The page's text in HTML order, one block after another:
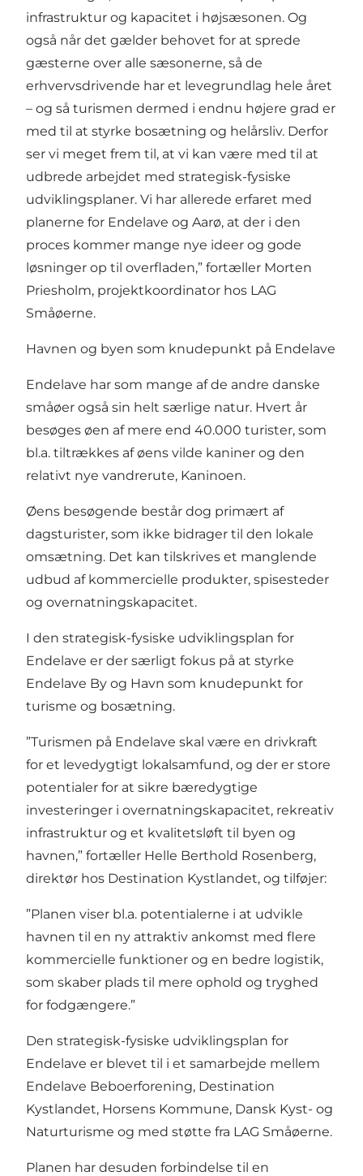
infrastruktur og kapacitet i højsæsonen. Og
også når det gælder behovet for at sprede
gæsterne over alle sæsonerne, så de
erhvervsdrivende har et levegrundlag hele året
– og så turismen dermed i endnu højere grad er
med til at styrke bosætning og helårsliv. Derfor
ser vi meget frem til, at vi kan være med til at
udbrede arbejdet med strategisk-fysiske
udviklingsplaner. Vi har allerede erfaret med
planerne for Endelave og Aarø, at der i den
proces kommer mange nye ideer og gode
løsninger op til overfladen,” fortæller Morten
Priesholm, projektkoordinator hos LAG
Småøerne.
Havnen og byen som knudepunkt på Endelave
Endelave har som mange af de andre danske
småøer også sin helt særlige natur. Hvert år
besøges øen af mere end 40.000 turister, som
bl.a. tiltrækkes af øens vilde kaniner og den
relativt nye vandrerute, Kaninoen.
Øens besøgende består dog primært af
dagsturister, som ikke bidrager til den lokale
omsætning. Det kan tilskrives et manglende
udbud af kommercielle produkter, spisesteder
og overnatningskapacitet.
I den strategisk-fysiske udviklingsplan for
Endelave er der særligt fokus på at styrke
Endelave By og Havn som knudepunkt for
turisme og bosætning.
”Turismen på Endelave skal være en drivkraft
for et levedygtigt lokalsamfund, og der er store
potentialer for at sikre bæredygtige
investeringer i overnatningskapacitet, rekreativ
infrastruktur og et kvalitetsløft til byen og
havnen,” fortæller Helle Berthold Rosenberg,
direktør hos Destination Kystlandet, og tilføjer:
”Planen viser bl.a. potentialerne i at udvikle
havnen til en ny attraktiv ankomst med flere
kommercielle funktioner og en bedre logistik,
som skaber plads til mere ophold og tryghed
for fodgængere.”
Den strategisk-fysiske udviklingsplan for
Endelave er blevet til i et samarbejde mellem
Endelave Beboerforening, Destination
Kystlandet, Horsens Kommune, Dansk Kyst- og
Naturturisme og med støtte fra LAG Småøerne.
Planen har desuden forbindelse til en